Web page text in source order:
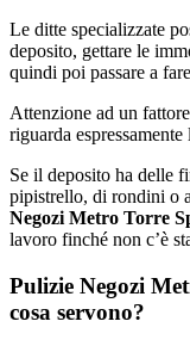
Le ditte specializzate
deposito, gettare le
quindi poi passare a
Attenzione ad un
riguarda
Se il deposito ha delle
pipistrello, di rondini o
Negozi Metro Torre
lavoro finché non c’è
Pulizie Negozi
cosa servono?